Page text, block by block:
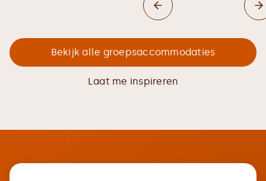
Bekijk alle groepsaccommodaties
Laat me inspireren